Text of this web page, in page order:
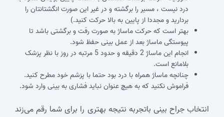
درد نیست ، مسیر را برگشته و در غیر این صورت انگشتانتان را
بردارید و مجددا از پایین به بالا حرکت کنید.)
بهتر است که حرکت ماساژ به صورت رفت و برگشتی باشد تا
پیوستگی ماساژ بعد از عمل بینی حفظ شود.
انجام این ماساژ 2 دقیقه و حدود 5 مرتبه در روز با نظر پزشک
بلامانع است.
چنانچه ماساژ همراه با درد بود حتما با پزشم خود مطرح کنید.
فراموش نکنید که به هیچ عنوان نباید فشاری به بینی وارد شود.
انتخاب جراح بینی باتجربه نتیجه بهتری را برای شما رقم می‌زند